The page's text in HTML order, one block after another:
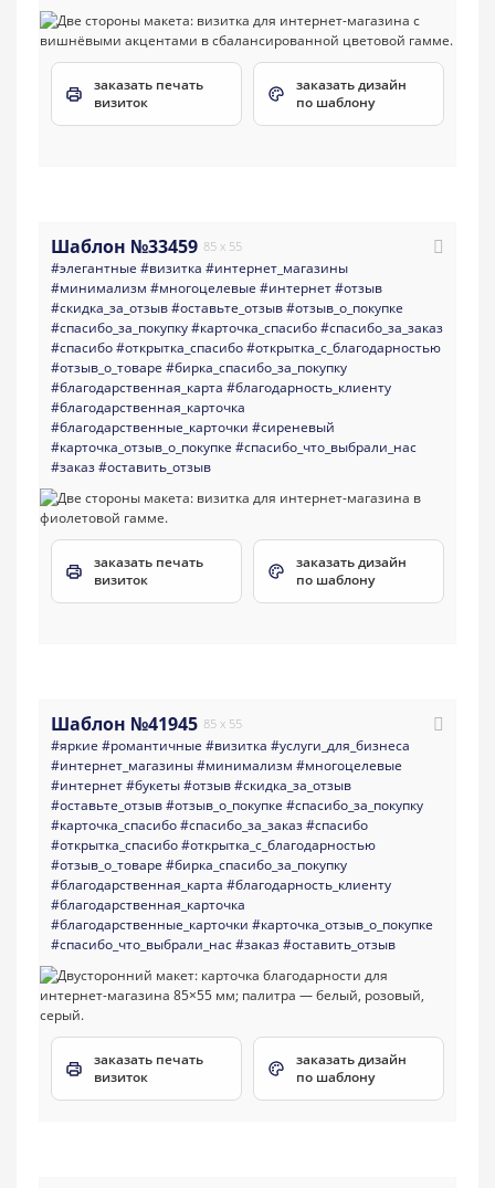
заказать печать
визиток
заказать дизайн
по шаблону
Шаблон №33459 85 x 55
#элегантные #визитка #интернет_магазины
#минимализм #многоцелевые #интернет#отзыв
#скидка_за_отзыв#оставьте_отзыв#отзыв_о_покупке
#спасибо_за_покупку#карточка_спасибо#спасибо_за_заказ
#спасибо#открытка_спасибо#открытка_с_благодарностью
#отзыв_о_товаре #бирка_спасибо_за_покупку
#благодарственная_карта #благодарность_клиенту
#благодарственная_карточка
#благодарственные_карточки #сиреневый
#карточка_отзыв_о_покупке #спасибо_что_выбрали_нас
#заказ#оставить_отзыв
заказать печать
визиток
заказать дизайн
по шаблону
Шаблон №41945 85 x 55
#яркие #романтичные #визитка #услуги_для_бизнеса
#интернет_магазины#минимализм #многоцелевые
#интернет#букеты#отзыв#скидка_за_отзыв
#оставьте_отзыв#отзыв_о_покупке #спасибо_за_покупку
#карточка_спасибо#спасибо_за_заказ#спасибо
#открытка_спасибо#открытка_с_благодарностью
#отзыв_о_товаре #бирка_спасибо_за_покупку
#благодарственная_карта #благодарность_клиенту
#благодарственная_карточка
#благодарственные_карточки #карточка_отзыв_о_покупке
#спасибо_что_выбрали_нас#заказ#оставить_отзыв
заказать печать
визиток
заказать дизайн
по шаблону